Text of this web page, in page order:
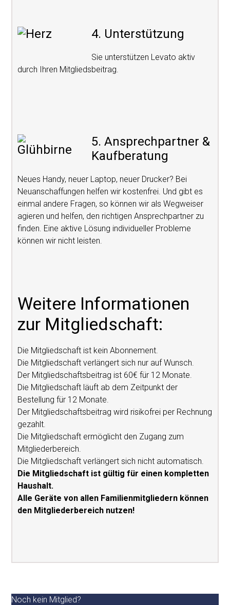
4. Unterstützung
Sie unterstützen Levato aktiv
durch Ihren Mitgliedsbeitrag.
5. Ansprechpartner &
Kaufberatung
Neues Handy, neuer Laptop, neuer Drucker? Bei
Neuanschaffungen helfen wir kostenfrei. Und gibt es
einmal andere Fragen, so können wir als Wegweiser
agieren und helfen, den richtigen Ansprechpartner zu
finden. Eine aktive Lösung individueller Probleme
können wir nicht leisten.
Weitere Informationen
zur Mitgliedschaft:
Die Mitgliedschaft ist kein Abonnement.
Die Mitgliedschaft verlängert sich nur auf Wunsch.
Der Mitgliedschaftsbeitrag ist 60€ für 12 Monate.
Die Mitgliedschaft läuft ab dem Zeitpunkt der
Bestellung für 12 Monate.
Der Mitgliedschaftsbeitrag wird risikofrei per Rechnung
gezahlt.
Die Mitgliedschaft ermöglicht den Zugang zum
Mitgliederbereich.
Die Mitgliedschaft verlängert sich nicht automatisch.
Die Mitgliedschaft ist gültig für einen kompletten
Haushalt.
Alle Geräte von allen Familienmitgliedern können
den Mitgliederbereich nutzen!
Noch kein Mitglied?